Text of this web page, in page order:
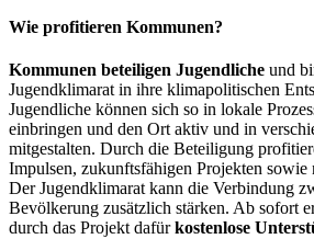
Wie profitieren Kommunen?
Kommunen beteiligen Jugendliche und
Jugendklimarat in ihre klimapolitischen
Jugendliche können sich so in lokale
einbringen und den Ort aktiv und in
mitgestalten. Durch die Beteiligung
Impulsen, zukunftsfähigen Projekten sowie
Der Jugendklimarat kann die Verbindung
Bevölkerung zusätzlich stärken. Ab sofort
durch das Projekt dafürkostenlose